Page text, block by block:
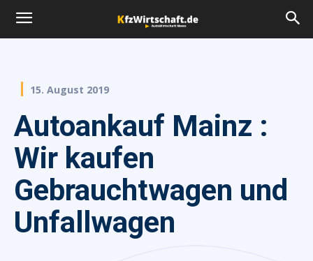
15. August 2019
Autoankauf Mainz :
Wir kaufen
Gebrauchtwagen und
Unfallwagen